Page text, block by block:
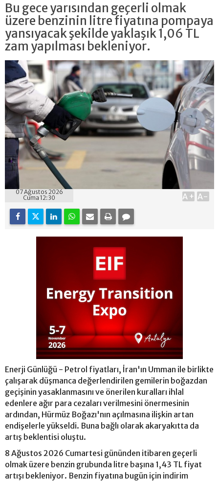
Bu gece yarısından geçerli olmak
üzere benzinin litre fiyatına pompaya
yansıyacak şekilde yaklaşık 1,06 TL
zam yapılması bekleniyor.
07 Ağustos 2026
Cuma 12:30
A+ A-
Enerji Günlüğü - Petrol fiyatları, İran'ın Umman ile birlikte
çalışarak düşmanca değerlendirilen gemilerin boğazdan
geçişinin yasaklanmasını ve önerilen kuralları ihlal
edenlere ağır para cezaları verilmesini önermesinin
ardından, Hürmüz Boğazı'nın açılmasına ilişkin artan
endişelerle yükseldi. Buna bağlı olarak akaryakıtta da
artış beklentisi oluştu.
8 Ağustos 2026 Cumartesi gününden itibaren geçerli
olmak üzere benzin grubunda litre başına 1,43 TL fiyat
artışı bekleniyor. Benzin fiyatına bugün için indirim